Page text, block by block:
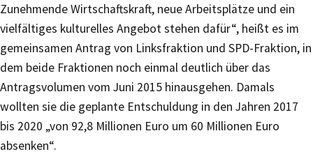
Zunehmende Wirtschaftskraft, neue Arbeitsplätze und ein
vielfältiges kulturelles Angebot stehen dafür“, heißt es im
gemeinsamen Antrag von Linksfraktion und SPD-Fraktion, in
dem beide Fraktionen noch einmal deutlich über das
Antragsvolumen vom Juni 2015 hinausgehen. Damals
wollten sie die geplante Entschuldung in den Jahren 2017
bis 2020 „von 92,8 Millionen Euro um 60 Millionen Euro
absenken“.